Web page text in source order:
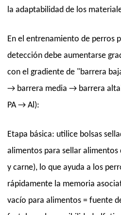
la adaptabilidad de los
En el entrenamiento de perros
detección debe aumentarse
con el gradiente de "barrera
→ barrera media → barrera
PA → Al):
Etapa básica: utilice bolsas
alimentos para sellar
y carne), lo que ayuda a los
rápidamente la memoria
vacío para alimentos = fuente